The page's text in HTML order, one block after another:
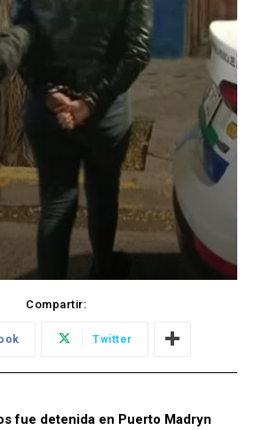
Compartir:
Twitter
fue detenida en Puerto Madryn